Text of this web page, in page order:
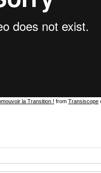
la Transition ! from Transiscope